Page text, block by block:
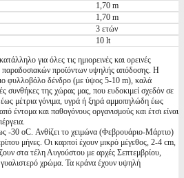
1,70 m
1,70 m
3 ετών
10 lt
για όλες τις ημιορεινές και ορεινές
παραδοσιακών προϊόντων υψηλής απόδοσης. Η
φυλλοβόλο δένδρο (με ύψος 5-10 m), καλά
συνθήκες της χώρας μας, που ευδοκιμεί σχεδόν σε
μέτρια γόνιμα, υγρά ή ξηρά αμμοπηλώδη έως
έντομα και παθογόνους οργανισμούς και έτσι είναι
-30 οC. Ανθίζει το χειμώνα (Φεβρουάριο-Μάρτιο)
μήνες. Οι καρποί έχουν μικρό μέγεθος, 2-4 cm,
στα τέλη Αυγούστου με αρχές Σεπτεμβρίου,
γυαλιστερό χρώμα. Τα κράνα έχουν υψηλή